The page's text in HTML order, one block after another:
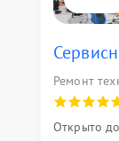
Ремонт
Открыто